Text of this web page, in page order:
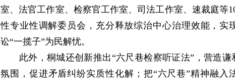
室、法官工作室、检察官工作室、司法工作室、速裁庭等
性专业性调解委员会，充分释放综治中心治理效能，实
讼“一揽子”为民解忧。
此外，桐城还创新推出“六尺巷检察听证法”，营造谦
氛围，促进矛盾纠纷实质性化解；把“六尺巷”精神融入